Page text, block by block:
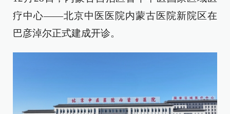
疗中心——北京中医医院内蒙古医院新院区在
巴彦淖尔正式建成开诊。